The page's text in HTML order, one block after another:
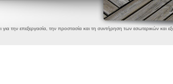
την επεξεργασία, την προστασία και τη συντήρηση των εσωτερικών και